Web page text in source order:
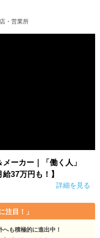
・営業所
ーカー｜「働く人」
37万円も！】
詳細を見る
注目！」
も積極的に進出中！